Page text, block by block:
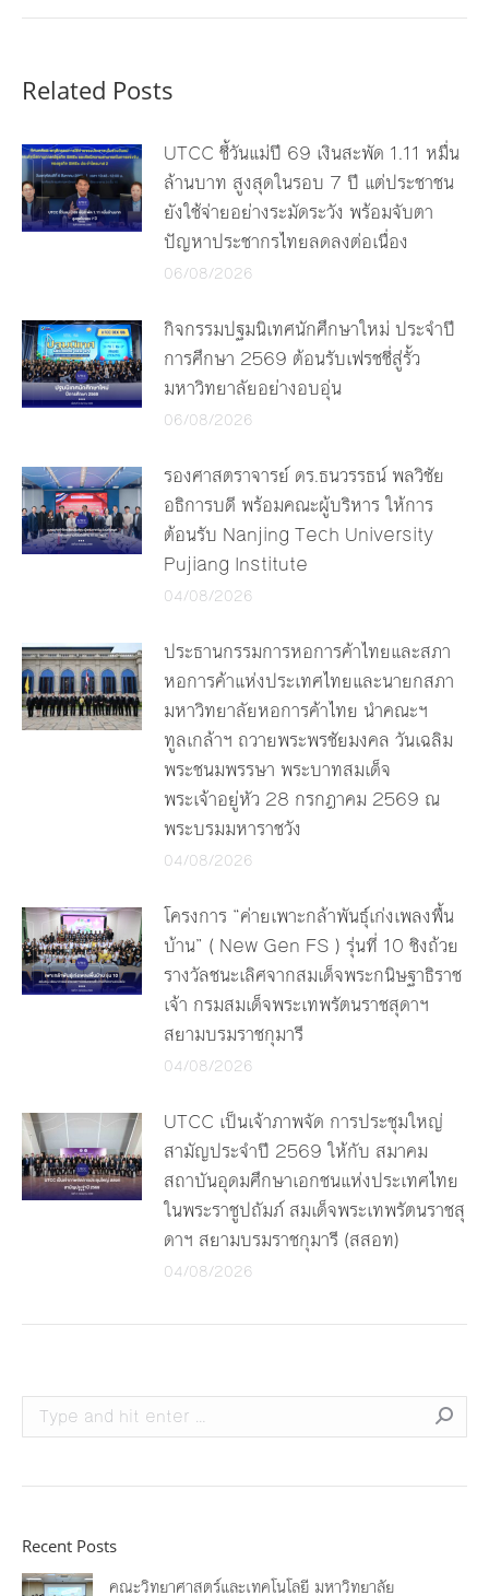
Related Posts
UTCC ชี้วันแม่ปี 69 เงินสะพัด 1.11 หมื่น
ล้านบาท สูงสุดในรอบ 7 ปี แต่ประชาชน
ยังใช้จ่ายอย่างระมัดระวัง พร้อมจับตา
ปัญหาประชากรไทยลดลงต่อเนื่อง
06/08/2026
กิจกรรมปฐมนิเทศนักศึกษาใหม่ ประจำปี
การศึกษา 2569 ต้อนรับเฟรชชี่สู่รั้ว
มหาวิทยาลัยอย่างอบอุ่น
06/08/2026
รองศาสตราจารย์ ดร.ธนวรรธน์ พลวิชัย
อธิการบดี พร้อมคณะผู้บริหาร ให้การ
ต้อนรับ Nanjing Tech University
Pujiang Institute
04/08/2026
ประธานกรรมการหอการค้าไทยและสภา
หอการค้าแห่งประเทศไทยและนายกสภา
มหาวิทยาลัยหอการค้าไทย นำคณะฯ
ทูลเกล้าฯ ถวายพระพรชัยมงคล วันเฉลิม
พระชนมพรรษา พระบาทสมเด็จ
พระเจ้าอยู่หัว 28 กรกฎาคม 2569 ณ
พระบรมมหาราชวัง
04/08/2026
โครงการ “ค่ายเพาะกล้าพันธุ์เก่งเพลงพื้น
บ้าน” ( New Gen FS ) รุ่นที่ 10 ชิงถ้วย
รางวัลชนะเลิศจากสมเด็จพระกนิษฐาธิราช
เจ้า กรมสมเด็จพระเทพรัตนราชสุดาฯ
สยามบรมราชกุมารี
04/08/2026
UTCC เป็นเจ้าภาพจัด การประชุมใหญ่
สามัญประจำปี 2569 ให้กับ สมาคม
สถาบันอุดมศึกษาเอกชนแห่งประเทศไทย
ในพระราชูปถัมภ์ สมเด็จพระเทพรัตนราชสุ
ดาฯ สยามบรมราชกุมารี (สสอท)
04/08/2026
Search:
Recent Posts
คณะวิทยาศาสตร์และเทคโนโลยี มหาวิทยาลัย